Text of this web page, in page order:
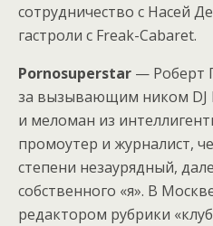
сотрудничество с Насей
гастроли с Freak-Cabaret.
Pornosuperstar — Роберт
за вызывающим ником DJ
и меломан из
промоутер и журналист,
степени незаурядный,
собственного «я». В
редактором рубрики